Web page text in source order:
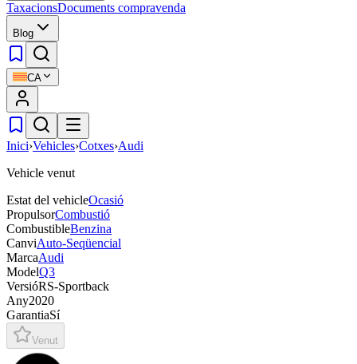
TaxacionsDocuments compravenda
Blog
CA
Inici›Vehicles›Cotxes›Audi
Vehicle venut
Estat del vehicleOcasió
PropulsorCombustió
CombustibleBenzina
CanviAuto-Seqüencial
MarcaAudi
ModelQ3
VersióRS-Sportback
Any2020
GarantiaSí
Venut